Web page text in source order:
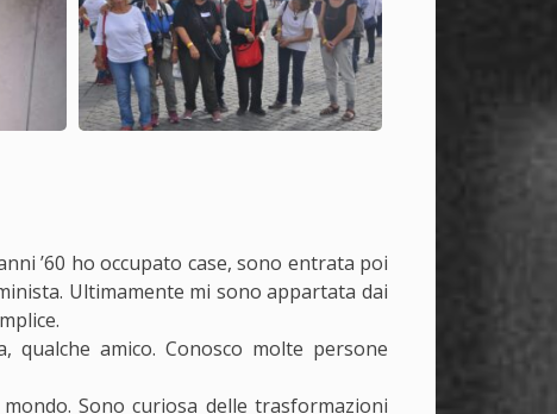
’60 ho occupato case, sono entrata poi
Ultimamente mi sono appartata dai
amico. Conosco molte persone
Sono curiosa delle trasformazioni